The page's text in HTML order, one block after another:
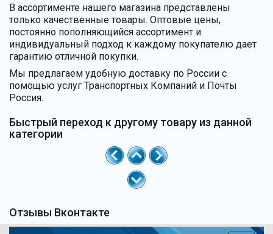
В ассортименте нашего магазина представлены
только качественные товары. Оптовые цены,
постоянно пополняющийся ассортимент и
индивидуальный подход к каждому покупателю дает
гарантию отличной покупки.
Мы предлагаем удобную доставку по России с
помощью услуг Транспортных Компаний и Почты
Россия.
Быстрый переход к другому товару из данной
категории
Отзывы Вконтакте